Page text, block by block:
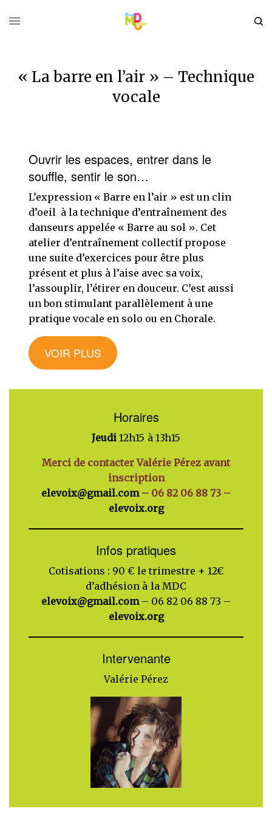
« La barre en l’air » – Technique
vocale
Ouvrir les espaces, entrer dans le
souffle, sentir le son…
L’expression « Barre en l’air » est un clin
d’oeil à la technique d’entraînement des
danseurs appelée « Barre au sol ». Cet
atelier d’entraînement collectif propose
une suite d’exercices pour être plus
présent et plus à l’aise avec sa voix,
l’assouplir, l’étirer en douceur. C’est aussi
un bon stimulant parallèlement à une
pratique vocale en solo ou en Chorale.
VOIR PLUS
Horaires
Jeudi 12h15 à 13h15
Merci de contacter Valérie Pérez avant
inscription
elevoix@gmail.com– 06 82 06 88 73 –
elevoix.org
Infos pratiques
Cotisations : 90 € le trimestre + 12€
d’adhésion à la MDC
elevoix@gmail.com– 06 82 06 88 73 –
elevoix.org
Intervenante
Valérie Pérez